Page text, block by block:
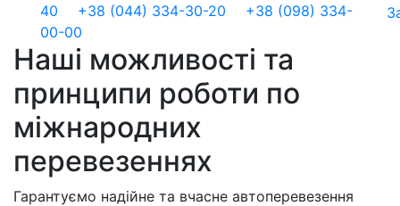
40
+38 (044) 334-30-20
+38 (098) 334-
00-00
Наші можливості та
принципи роботи по
міжнародних
перевезеннях
Гарантуємо надійне та вчасне автоперевезення